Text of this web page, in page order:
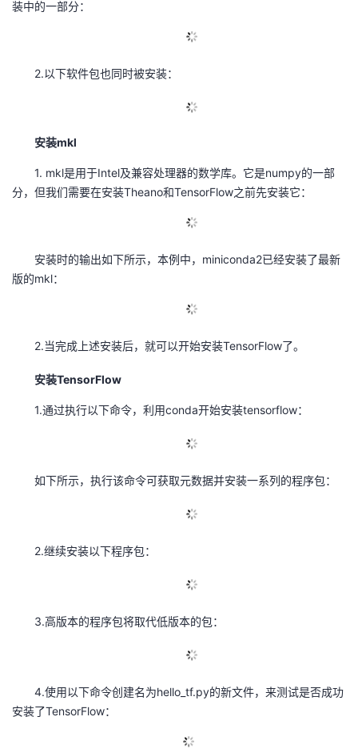
装中的一部分：
2.以下软件包也同时被安装：
安装mkl
1. mkl是用于Intel及兼容处理器的数学库。它是numpy的一部
分，但我们需要在安装Theano和TensorFlow之前先安装它：
安装时的输出如下所示，本例中，miniconda2已经安装了最新
版的mkl：
2.当完成上述安装后，就可以开始安装TensorFlow了。
安装TensorFlow
1.通过执行以下命令，利用conda开始安装tensorflow：
如下所示，执行该命令可获取元数据并安装一系列的程序包：
2.继续安装以下程序包：
3.高版本的程序包将取代低版本的包：
4.使用以下命令创建名为hello_tf.py的新文件，来测试是否成功
安装了TensorFlow：